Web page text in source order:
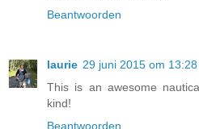
Beantwoorden
laurie 29 juni 2015 om 13:28
This is an awesome
kind!
Beantwoorden